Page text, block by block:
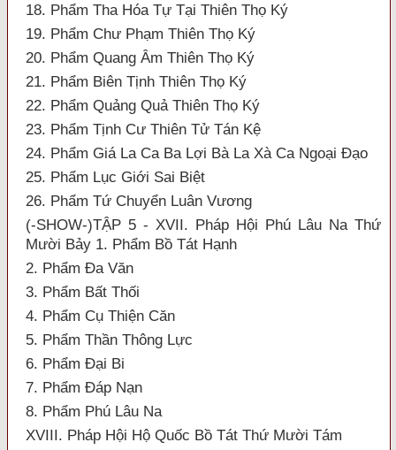
18. Phẩm Tha Hóa Tự Tại Thiên Thọ Ký
19. Phẩm Chư Phạm Thiên Thọ Ký
20. Phẩm Quang Âm Thiên Thọ Ký
21. Phẩm Biên Tịnh Thiên Thọ Ký
22. Phẩm Quảng Quả Thiên Thọ Ký
23. Phẩm Tịnh Cư Thiên Tử Tán Kệ
24. Phẩm Giá La Ca Ba Lợi Bà La Xà Ca Ngoại Đạo
25. Phẩm Lục Giới Sai Biệt
26. Phẩm Tứ Chuyển Luân Vương
(-SHOW-)TẬP 5 - XVII. Pháp Hội Phú Lâu Na Thứ
Mười Bảy 1. Phẩm Bồ Tát Hạnh
2. Phẩm Đa Văn
3. Phẩm Bất Thối
4. Phẩm Cụ Thiện Căn
5. Phẩm Thần Thông Lực
6. Phẩm Đại Bi
7. Phẩm Đáp Nạn
8. Phẩm Phú Lâu Na
XVIII. Pháp Hội Hộ Quốc Bồ Tát Thứ Mười Tám